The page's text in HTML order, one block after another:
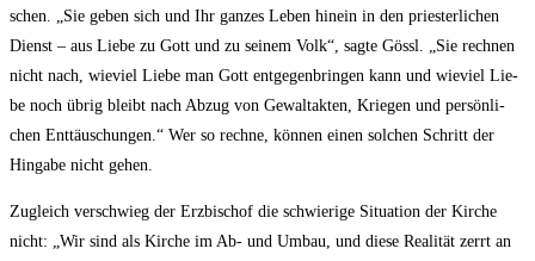
schen. „Sie geben sich und Ihr gan­zes Leben hin­ein in den pries­ter­li­chen
Dienst – aus Lie­be zu Gott und zu sei­nem Volk“, sag­te Gössl. „Sie rech­nen
nicht nach, wie­viel Lie­be man Gott ent­ge­gen­brin­gen kann und wie­viel Lie­
be noch übrig bleibt nach Abzug von Gewalt­ak­ten, Krie­gen und per­sön­li­
chen Ent­täu­schun­gen.“ Wer so rech­ne, kön­nen einen sol­chen Schritt der
Hin­ga­be nicht gehen.
Zugleich ver­schwieg der Erz­bi­schof die schwie­ri­ge Situa­ti­on der Kir­che
nicht: „Wir sind als Kir­che im Ab- und Umbau, und die­se Rea­li­tät zerrt an